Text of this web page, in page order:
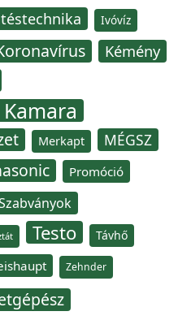
Ivóvíz
Kémény
Merkapt MÉGSZ
Promóció
Testo Távhő
Zehnder